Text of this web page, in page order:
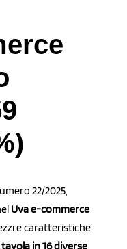
22/2025,
Uva e-commerce
e caratteristiche
in 16 diverse